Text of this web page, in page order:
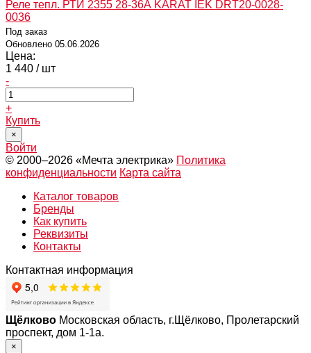
Реле тепл. РТИ 2355 28-36А KARAT IEK DRT20-0028-
0036
Под заказ
Обновлено 05.06.2026
Цена:
1 440 / шт
-
+
Купить
×
Войти
© 2000–2026 «Мечта электрика» Политика
конфиденциальности Карта сайта
Каталог товаров
Бренды
Как купить
Реквизиты
Контакты
Контактная информация
Щёлково Московская область, г.Щёлково, Пролетарский
проспект, дом 1‑1а.
×